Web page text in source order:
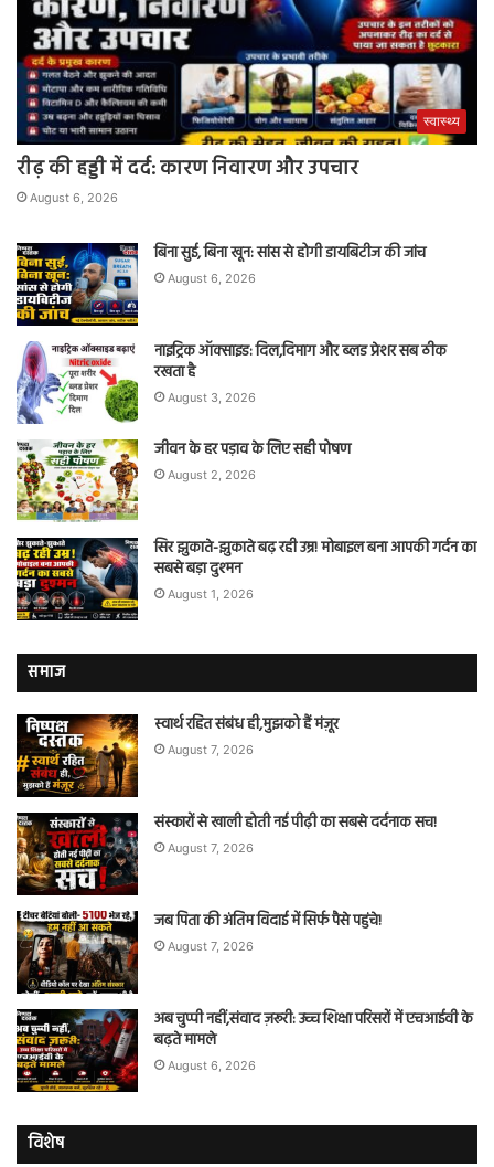
स्वास्थ्य
रीढ़ की हड्डी में दर्द: कारण निवारण और उपचार
August 6, 2026
बिना सुई, बिना खून: सांस से होगी डायबिटीज की जांच
August 6, 2026
नाइट्रिक ऑक्साइड: दिल,दिमाग और ब्लड प्रेशर सब ठीक
रखता है
August 3, 2026
जीवन के हर पड़ाव के लिए सही पोषण
August 2, 2026
सिर झुकाते-झुकाते बढ़ रही उम्र! मोबाइल बना आपकी गर्दन का
सबसे बड़ा दुश्मन
August 1, 2026
समाज
स्वार्थ रहित संबंध ही,मुझको हैं मंज़ूर
August 7, 2026
संस्कारों से खाली होती नई पीढ़ी का सबसे दर्दनाक सच!
August 7, 2026
जब पिता की अंतिम विदाई में सिर्फ पैसे पहुंचे!
August 7, 2026
अब चुप्पी नहीं,संवाद ज़रूरी: उच्च शिक्षा परिसरों में एचआईवी के
बढ़ते मामले
August 6, 2026
विशेष